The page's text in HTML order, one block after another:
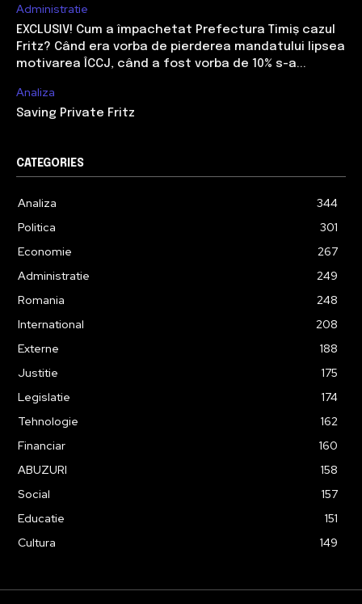
Administratie
EXCLUSIV! Cum a împachetat Prefectura Timiș cazul
Fritz? Când era vorba de pierderea mandatului lipsea
motivarea ÎCCJ, când a fost vorba de 10% s-a...
Analiza
Saving Private Fritz
CATEGORIES
Analiza
344
Politica
301
Economie
267
Administratie
249
Romania
248
International
208
Externe
188
Justitie
175
Legislatie
174
Tehnologie
162
Financiar
160
ABUZURI
158
Social
157
Educatie
151
Cultura
149